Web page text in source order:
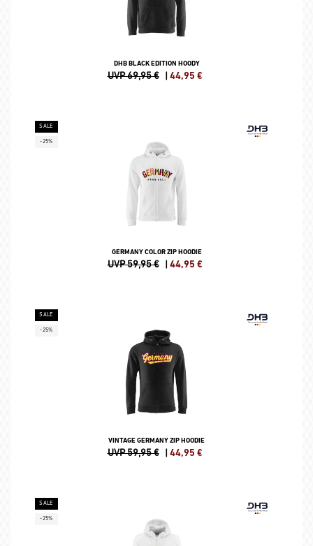
DHB BLACK EDITION HOODY
UVP 69,95 € | 44,95 €
SALE
-25%
GERMANY COLOR ZIP HOODIE
UVP 59,95 € | 44,95 €
SALE
-25%
VINTAGE GERMANY ZIP HOODIE
UVP 59,95 € | 44,95 €
SALE
-25%